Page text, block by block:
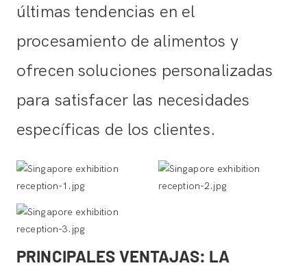
últimas tendencias en el
procesamiento de alimentos y
ofrecen soluciones personalizadas
para satisfacer las necesidades
específicas de los clientes.
PRINCIPALES VENTAJAS: LA